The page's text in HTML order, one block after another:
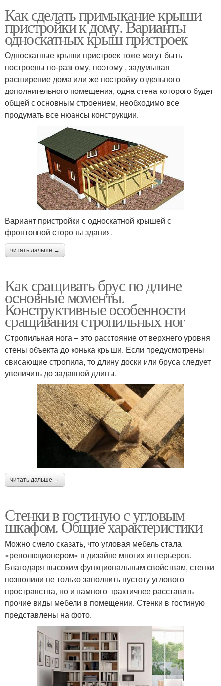
Как сделать примыкание крыши
пристройки к дому. Варианты
односкатных крыш пристроек
Односкатные крыши пристроек тоже могут быть
построены по-разному, поэтому , задумывая
расширение дома или же постройку отдельного
дополнительного помещения, одна стена которого будет
общей с основным строением, необходимо все
продумать все нюансы конструкции.
Вариант пристройки с односкатной крышей с
фронтонной стороны здания.
читать дальше →
Как сращивать брус по длине
основные моменты.
Конструктивные особенности
сращивания стропильных ног
Стропильная нога – это расстояние от верхнего уровня
стены объекта до конька крыши. Если предусмотрены
свисающие стропила, то длину доски или бруса следует
увеличить до заданной длины.
читать дальше →
Стенки в гостиную с угловым
шкафом. Общие характеристики
Можно смело сказать, что угловая мебель стала
«революционером» в дизайне многих интерьеров.
Благодаря высоким функциональным свойствам, стенки
позволили не только заполнить пустоту углового
пространства, но и намного практичнее расставить
прочие виды мебели в помещении. Стенки в гостиную
представлены на фото.